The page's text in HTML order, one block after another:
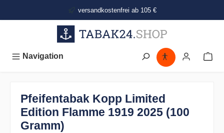
versandkostenfrei ab 105 €
Navigation
Pfeifentabak Kopp Limited
Edition Flamme 1919 2025 (100
Gramm)